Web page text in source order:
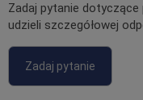
Zadaj pytanie
udzieli szczegółowej
Zadaj pytanie